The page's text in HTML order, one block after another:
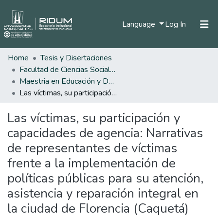
Language Log In (current)
Statistics
Home
Tesis y Disertaciones
Facultad de Ciencias Sociales y Humanas
Maestria en Educación y Desarrollo Humano
Las víctimas, su participación y capacidades de agencia: Narrativas de representantes de víctimas frente a la implementación de políticas públicas para su atención, asistencia y reparación integral en la ciudad de Florencia (Caquetá)
Las víctimas, su participación y
capacidades de agencia: Narrativas
de representantes de víctimas
frente a la implementación de
políticas públicas para su atención,
asistencia y reparación integral en
la ciudad de Florencia (Caquetá)